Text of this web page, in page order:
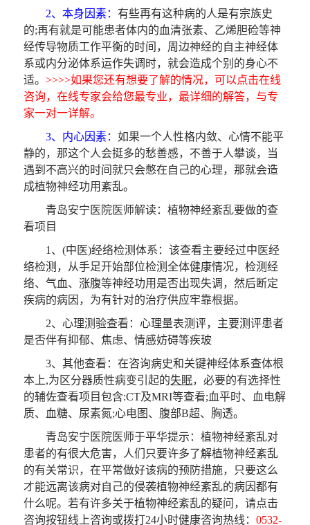
2、本身因素：有些再有这种病的人是有宗族史
的;再有就是可能患者体内的血清张素、乙烯胆硷等神
经传导物质工作平衡的时间，周边神经的自主神经体
系或内分泌体系运作失调时，就会造成个别的身心不
适。>>>>如果您还有想要了解的情况，可以点击在线
咨询，在线专家会给您最专业，最详细的解答，与专
家一对一详解。
3、内心因素：如果一个人性格内敛、心情不能平
静的，那这个人会挺多的愁善感，不善于人攀谈，当
遇到不高兴的时间就只会憋在自己的心理，那就会造
成植物神经功用紊乱。
青岛安宁医院医师解读：植物神经紊乱要做的查
看项目
1、(中医)经络检测体系：该查看主要经过中医经
络检测，从手足开始部位检测全体健康情况，检测经
络、气血、涨腹等神经功用是否出现失调，然后断定
疾病的病因，为有针对的治疗供应牢靠根据。
2、心理测验查看：心理量表测评，主要测评患者
是否伴有抑郁、焦虑、情感妨碍等疾玻
3、其他查看：在咨询病史和关键神经体系查体根
本上,为区分器质性病变引起的失眠，必要的有选择性
的辅佐查看项目包含:CT及MRI等查看;血平时、血电解
质、血糖、尿素氮;心电图、腹部B超、胸透。
青岛安宁医院医师于平华提示：植物神经紊乱对
患者的有很大危害，人们只要许多了解植物神经紊乱
的有关常识，在平常做好该病的预防措施，只要这么
才能远离该病对自己的侵袭植物神经紊乱的病因都有
什么呢。若有许多关于植物神经紊乱的疑问，请点击
咨询按钮线上咨询或拨打24小时健康咨询热线：0532-